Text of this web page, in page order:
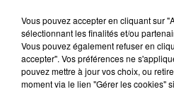
À LA UNE
7 août 2026
Gagnez vos pass
Vous pouvez accepter en cliquant sur
sélectionnant les finalités et/ou
Vous pouvez également refuser en
accepter". Vos préférences ne
pouvez mettre à jour vos choix, ou
moment via le lien "Gérer les cookies"